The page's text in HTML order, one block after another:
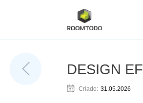
DESIGN
Criado: 31.05.2026